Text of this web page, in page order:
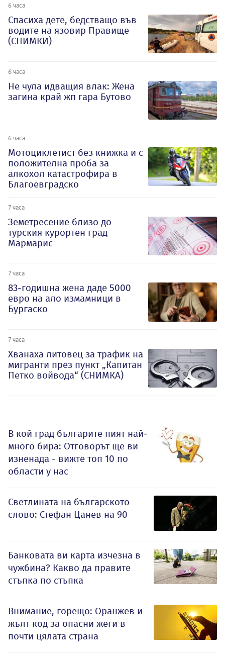
6 часа
Спасиха дете, бедстващо във
водите на язовир Правище
(СНИМКИ)
6 часа
Не чула идващия влак: Жена
загина край жп гара Бутово
6 часа
Мотоциклетист без книжка и с
положителна проба за
алкохол катастрофира в
Благоевградско
7 часа
Земетресение близо до
турския курортен град
Мармарис
7 часа
83-годишна жена даде 5000
евро на ало измамници в
Бургаско
7 часа
Хванаха литовец за трафик на
мигранти през пункт „Капитан
Петко войвода“ (СНИМКА)
В кой град българите пият най-
много бира: Отговорът ще ви
изненада - вижте топ 10 по
области у нас
Светлината на българското
слово: Стефан Цанев на 90
Банковата ви карта изчезна в
чужбина? Какво да правите
стъпка по стъпка
Внимание, горещо: Оранжев и
жълт код за опасни жеги в
почти цялата страна